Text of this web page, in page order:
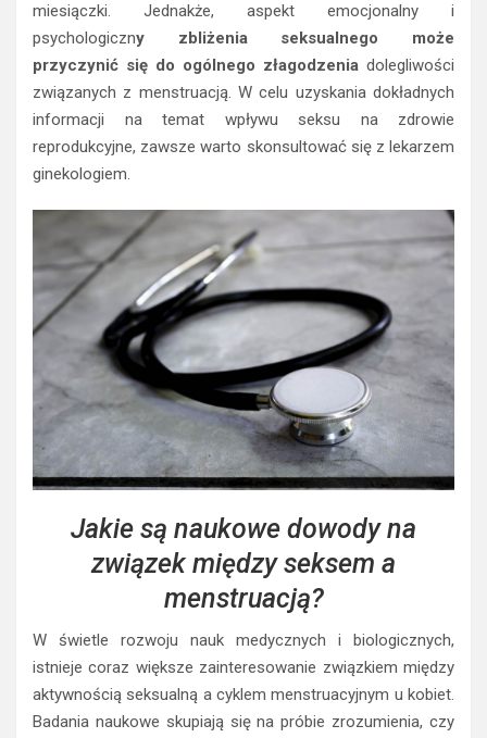
miesiączki. Jednakże, aspekt emocjonalny i
psychologiczny zbliżenia seksualnego może
przyczynić się do ogólnego złagodzenia dolegliwości
związanych z menstruacją. W celu uzyskania dokładnych
informacji na temat wpływu seksu na zdrowie
reprodukcyjne, zawsze warto skonsultować się z lekarzem
ginekologiem.
Jakie są naukowe dowody na
związek między seksem a
menstruacją?
W świetle rozwoju nauk medycznych i biologicznych,
istnieje coraz większe zainteresowanie związkiem między
aktywnością seksualną a cyklem menstruacyjnym u kobiet.
Badania naukowe skupiają się na próbie zrozumienia, czy